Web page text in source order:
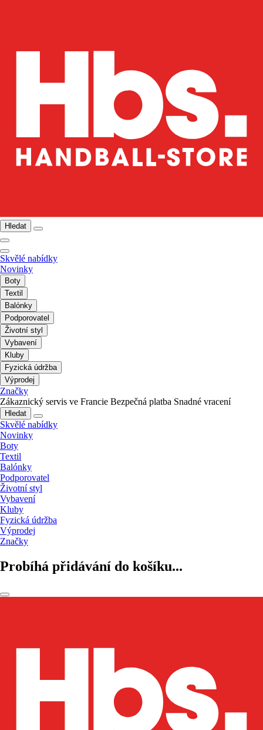
Hledat
Skvělé nabídky
Novinky
Boty
Textil
Balónky
Podporovatel
Životní styl
Vybavení
Kluby
Fyzická údržba
Výprodej
Značky
Zákaznický servis ve Francie Bezpečná platba Snadné vracení
Hledat
Skvělé nabídky
Novinky
Boty
Textil
Balónky
Podporovatel
Životní styl
Vybavení
Kluby
Fyzická údržba
Výprodej
Značky
Probíhá přidávání do košíku...